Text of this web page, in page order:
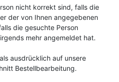
nicht korrekt sind, falls die
der von Ihnen angegebenen
die gesuchte Person
mehr angemeldet hat.
ausdrücklich auf unsere
Bestellbearbeitung.